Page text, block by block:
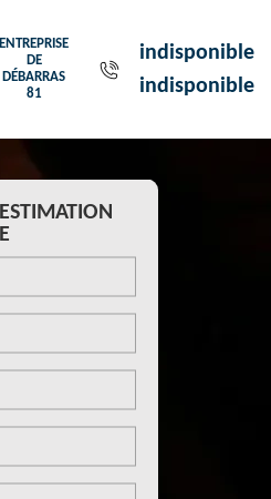
ENTREPRISE
DE
DÉBARRAS
81
indisponible
indisponible